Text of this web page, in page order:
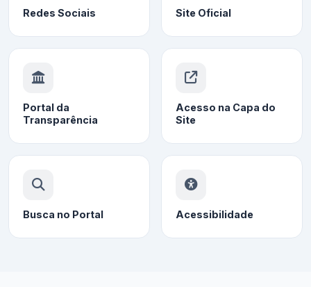
Redes Sociais Site Oficial
Portal da
Transparência
Acesso na Capa do
Site
Busca no Portal Acessibilidade